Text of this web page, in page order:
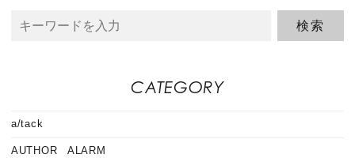
CATEGORY
a/tack
AUTHOR ALARM